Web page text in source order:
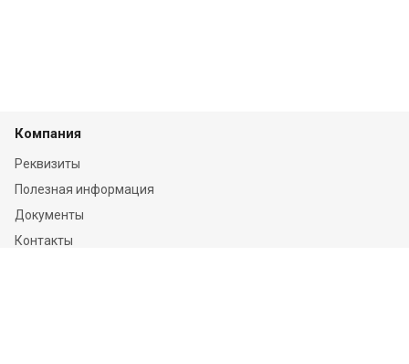
Компания
Реквизиты
Полезная информация
Документы
Контакты